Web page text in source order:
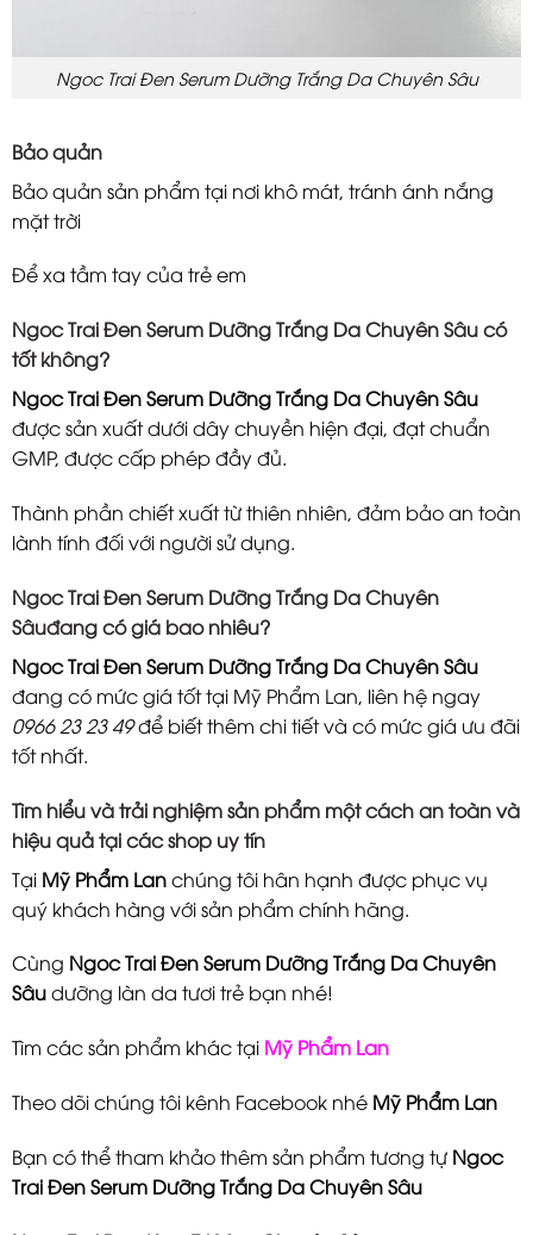
Ngoc Trai Đen Serum Dưỡng Trắng Da Chuyên Sâu
Bảo quản
Bảo quản sản phẩm tại nơi khô mát, tránh ánh nắng
mặt trời
Để xa tầm tay của trẻ em
Ngoc Trai Đen Serum Dưỡng Trắng Da Chuyên Sâu có
tốt không?
Ngoc Trai Đen Serum Dưỡng Trắng Da Chuyên Sâu
được sản xuất dưới dây chuyền hiện đại, đạt chuẩn
GMP, được cấp phép đầy đủ.
Thành phần chiết xuất từ thiên nhiên, đảm bảo an toàn
lành tính đối với người sử dụng.
Ngoc Trai Đen Serum Dưỡng Trắng Da Chuyên
Sâuđang có giá bao nhiêu?
Ngoc Trai Đen Serum Dưỡng Trắng Da Chuyên Sâu
đang có mức giá tốt tại Mỹ Phẩm Lan, liên hệ ngay
0966 23 23 49để biết thêm chi tiết và có mức giá ưu đãi
tốt nhất.
Tìm hiểu và trải nghiệm sản phẩm một cách an toàn và
hiệu quả tại các shop uy tín
Tại Mỹ Phẩm Lanchúng tôi hân hạnh được phục vụ
quý khách hàng với sản phẩm chính hãng.
Cùng Ngoc Trai Đen Serum Dưỡng Trắng Da Chuyên
Sâudưỡng làn da tươi trẻ bạn nhé!
Tìm các sản phẩm khác tại Mỹ Phẩm Lan
Theo dõi chúng tôi kênh Facebook nhé Mỹ Phẩm Lan
Bạn có thể tham khảo thêm sản phẩm tương tự Ngoc
Trai Đen Serum Dưỡng Trắng Da Chuyên Sâu